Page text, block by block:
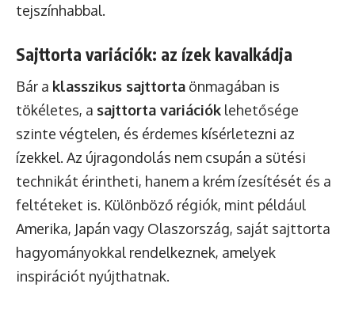
tejszínhabbal.
Sajttorta variációk: az ízek kavalkádja
Bár a klasszikus sajttorta önmagában is
tökéletes, a sajttorta variációk lehetősége
szinte végtelen, és érdemes kísérletezni az
ízekkel. Az újragondolás nem csupán a sütési
technikát érintheti, hanem a krém ízesítését és a
feltéteket is. Különböző régiók, mint például
Amerika, Japán vagy Olaszország, saját sajttorta
hagyományokkal rendelkeznek, amelyek
inspirációt nyújthatnak.